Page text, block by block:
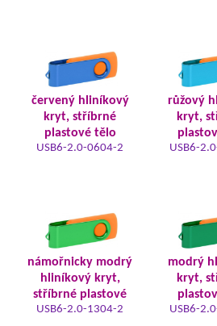
červený hliníkový
kryt, stříbrné
plastové tělo
USB6-2.0-0604-2
růžový
kryt,
USB6-
námořnicky modrý
hliníkový kryt,
stříbrné plastové
USB6-2.0-1304-2
modrý
kryt,
USB6-